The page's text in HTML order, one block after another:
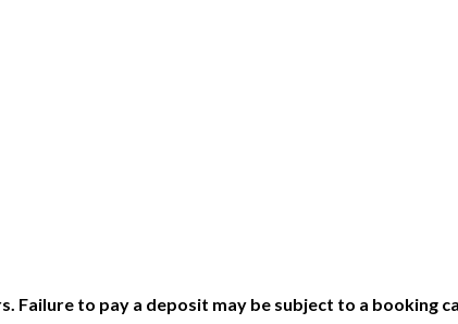
to pay a deposit may be subject to a booking